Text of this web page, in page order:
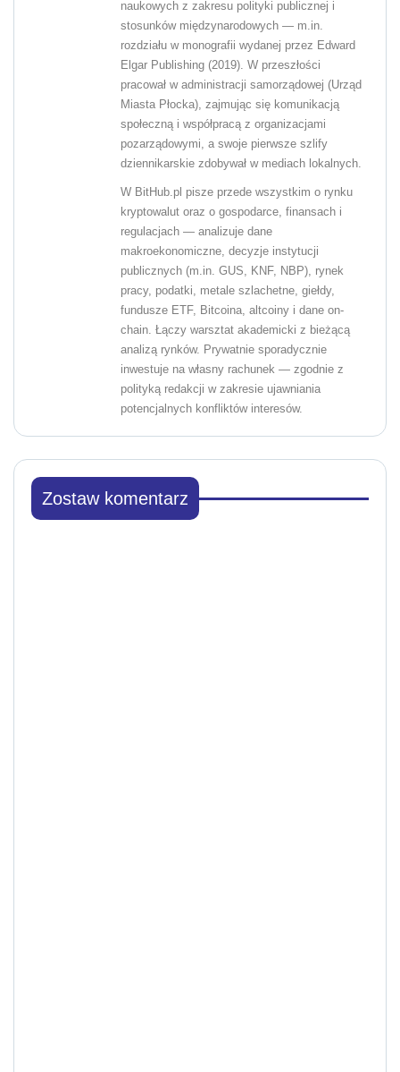
naukowych z zakresu polityki publicznej i
stosunków międzynarodowych — m.in.
rozdziału w monografii wydanej przez Edward
Elgar Publishing (2019). W przeszłości
pracował w administracji samorządowej (Urząd
Miasta Płocka), zajmując się komunikacją
społeczną i współpracą z organizacjami
pozarządowymi, a swoje pierwsze szlify
dziennikarskie zdobywał w mediach lokalnych.
W BitHub.pl pisze przede wszystkim o rynku
kryptowalut oraz o gospodarce, finansach i
regulacjach — analizuje dane
makroekonomiczne, decyzje instytucji
publicznych (m.in. GUS, KNF, NBP), rynek
pracy, podatki, metale szlachetne, giełdy,
fundusze ETF, Bitcoina, altcoiny i dane on-
chain. Łączy warsztat akademicki z bieżącą
analizą rynków. Prywatnie sporadycznie
inwestuje na własny rachunek — zgodnie z
polityką redakcji w zakresie ujawniania
potencjalnych konfliktów interesów.
Zostaw komentarz